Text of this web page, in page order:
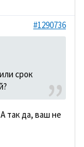
#1290736
срок
так да, ваш не